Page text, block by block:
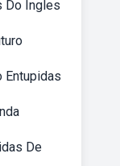
Do Ingles
Entupidas
De